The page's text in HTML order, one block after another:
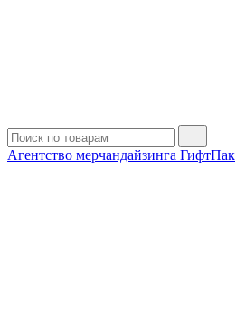
Агентство мерчандайзинга ГифтПак